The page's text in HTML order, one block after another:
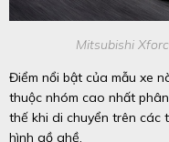
Mitsubishi
Điểm nổi bật của mẫu xe
thuộc nhóm cao nhất
thế khi di chuyển trên các
hình gồ ghề.